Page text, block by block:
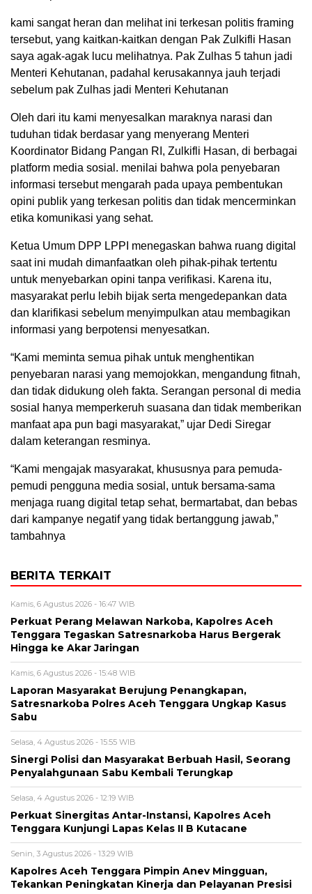
kami sangat heran dan melihat ini terkesan politis framing
tersebut, yang kaitkan-kaitkan dengan Pak Zulkifli Hasan
saya agak-agak lucu melihatnya. Pak Zulhas 5 tahun jadi
Menteri Kehutanan, padahal kerusakannya jauh terjadi
sebelum pak Zulhas jadi Menteri Kehutanan
Oleh dari itu kami menyesalkan maraknya narasi dan
tuduhan tidak berdasar yang menyerang Menteri
Koordinator Bidang Pangan RI, Zulkifli Hasan, di berbagai
platform media sosial. menilai bahwa pola penyebaran
informasi tersebut mengarah pada upaya pembentukan
opini publik yang terkesan politis dan tidak mencerminkan
etika komunikasi yang sehat.
Ketua Umum DPP LPPI menegaskan bahwa ruang digital
saat ini mudah dimanfaatkan oleh pihak-pihak tertentu
untuk menyebarkan opini tanpa verifikasi. Karena itu,
masyarakat perlu lebih bijak serta mengedepankan data
dan klarifikasi sebelum menyimpulkan atau membagikan
informasi yang berpotensi menyesatkan.
“Kami meminta semua pihak untuk menghentikan
penyebaran narasi yang memojokkan, mengandung fitnah,
dan tidak didukung oleh fakta. Serangan personal di media
sosial hanya memperkeruh suasana dan tidak memberikan
manfaat apa pun bagi masyarakat,” ujar Dedi Siregar
dalam keterangan resminya.
“Kami mengajak masyarakat, khususnya para pemuda-
pemudi pengguna media sosial, untuk bersama-sama
menjaga ruang digital tetap sehat, bermartabat, dan bebas
dari kampanye negatif yang tidak bertanggung jawab,”
tambahnya
BERITA TERKAIT
Kamis, 6 Agustus 2026 - 16:47 WIB
Perkuat Perang Melawan Narkoba, Kapolres Aceh
Tenggara Tegaskan Satresnarkoba Harus Bergerak
Hingga ke Akar Jaringan
Kamis, 6 Agustus 2026 - 15:48 WIB
Laporan Masyarakat Berujung Penangkapan,
Satresnarkoba Polres Aceh Tenggara Ungkap Kasus
Sabu
Selasa, 4 Agustus 2026 - 15:55 WIB
Sinergi Polisi dan Masyarakat Berbuah Hasil, Seorang
Penyalahgunaan Sabu Kembali Terungkap
Selasa, 4 Agustus 2026 - 12:19 WIB
Perkuat Sinergitas Antar-Instansi, Kapolres Aceh
Tenggara Kunjungi Lapas Kelas II B Kutacane
Senin, 3 Agustus 2026 - 13:29 WIB
Kapolres Aceh Tenggara Pimpin Anev Mingguan,
Tekankan Peningkatan Kinerja dan Pelayanan Presisi